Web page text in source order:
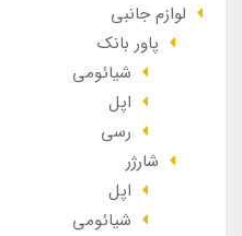
لوازم جانبی
پاور بانک
شیائومی
اپل
رسی
شارژر
اپل
شیائومی